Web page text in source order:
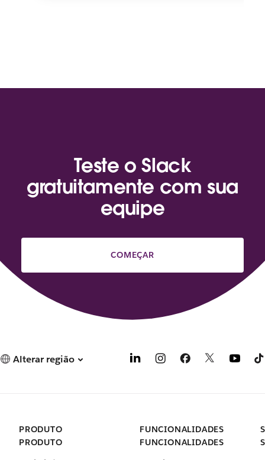
Teste o Slack
gratuitamente com sua
equipe
COMEÇAR
Alterar região
PRODUTO
PRODUTO
FUNCIONALIDADES
FUNCIONALIDADES